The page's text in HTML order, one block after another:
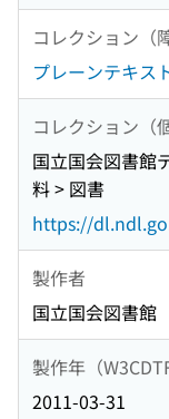
コレクション（
プレーンテキス
コレクション（
国立国会図書館
料 > 図書
https://
製作者
国立国会図書館
製作年（W3CDTF
2011-03-31